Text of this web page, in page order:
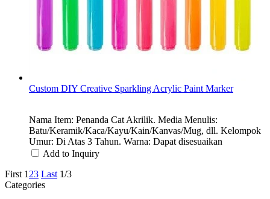
Custom DIY Creative Sparkling Acrylic Paint Marker
Nama Item: Penanda Cat Akrilik. Media Menulis:
Batu/Keramik/Kaca/Kayu/Kain/Kanvas/Mug, dll. Kelompok
Umur: Di Atas 3 Tahun. Warna: Dapat disesuaikan
Add to Inquiry
First 1 23 Last 1/3
Categories